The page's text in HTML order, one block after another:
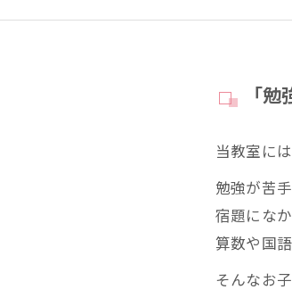
「
当教室に
勉強が苦
宿題にな
算数や国
そんなお